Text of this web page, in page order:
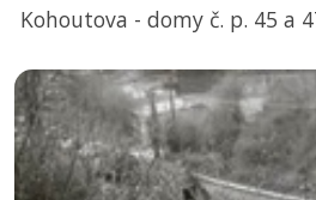
Kohoutova - domy č. p. 45 a